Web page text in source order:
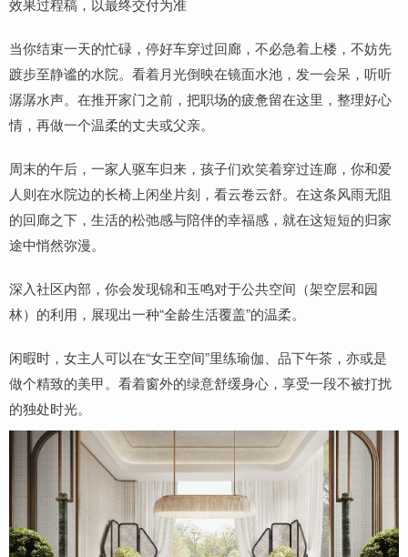
当你结束一天的忙碌，停好车穿过回廊，不必急着上楼，不妨先
踱步至静谧的水院。看着月光倒映在镜面水池，发一会呆，听听
潺潺水声。在推开家门之前，把职场的疲惫留在这里，整理好心
情，再做一个温柔的丈夫或父亲。
周末的午后，一家人驱车归来，孩子们欢笑着穿过连廊，你和爱
人则在水院边的长椅上闲坐片刻，看云卷云舒。在这条风雨无阻
的回廊之下，生活的松弛感与陪伴的幸福感，就在这短短的归家
途中悄然弥漫。
深入社区内部，你会发现锦和玉鸣对于公共空间（架空层和园
林）的利用，展现出一种“全龄生活覆盖”的温柔。
闲暇时，女主人可以在“女王空间”里练瑜伽、品下午茶，亦或是
做个精致的美甲。看着窗外的绿意舒缓身心，享受一段不被打扰
的独处时光。